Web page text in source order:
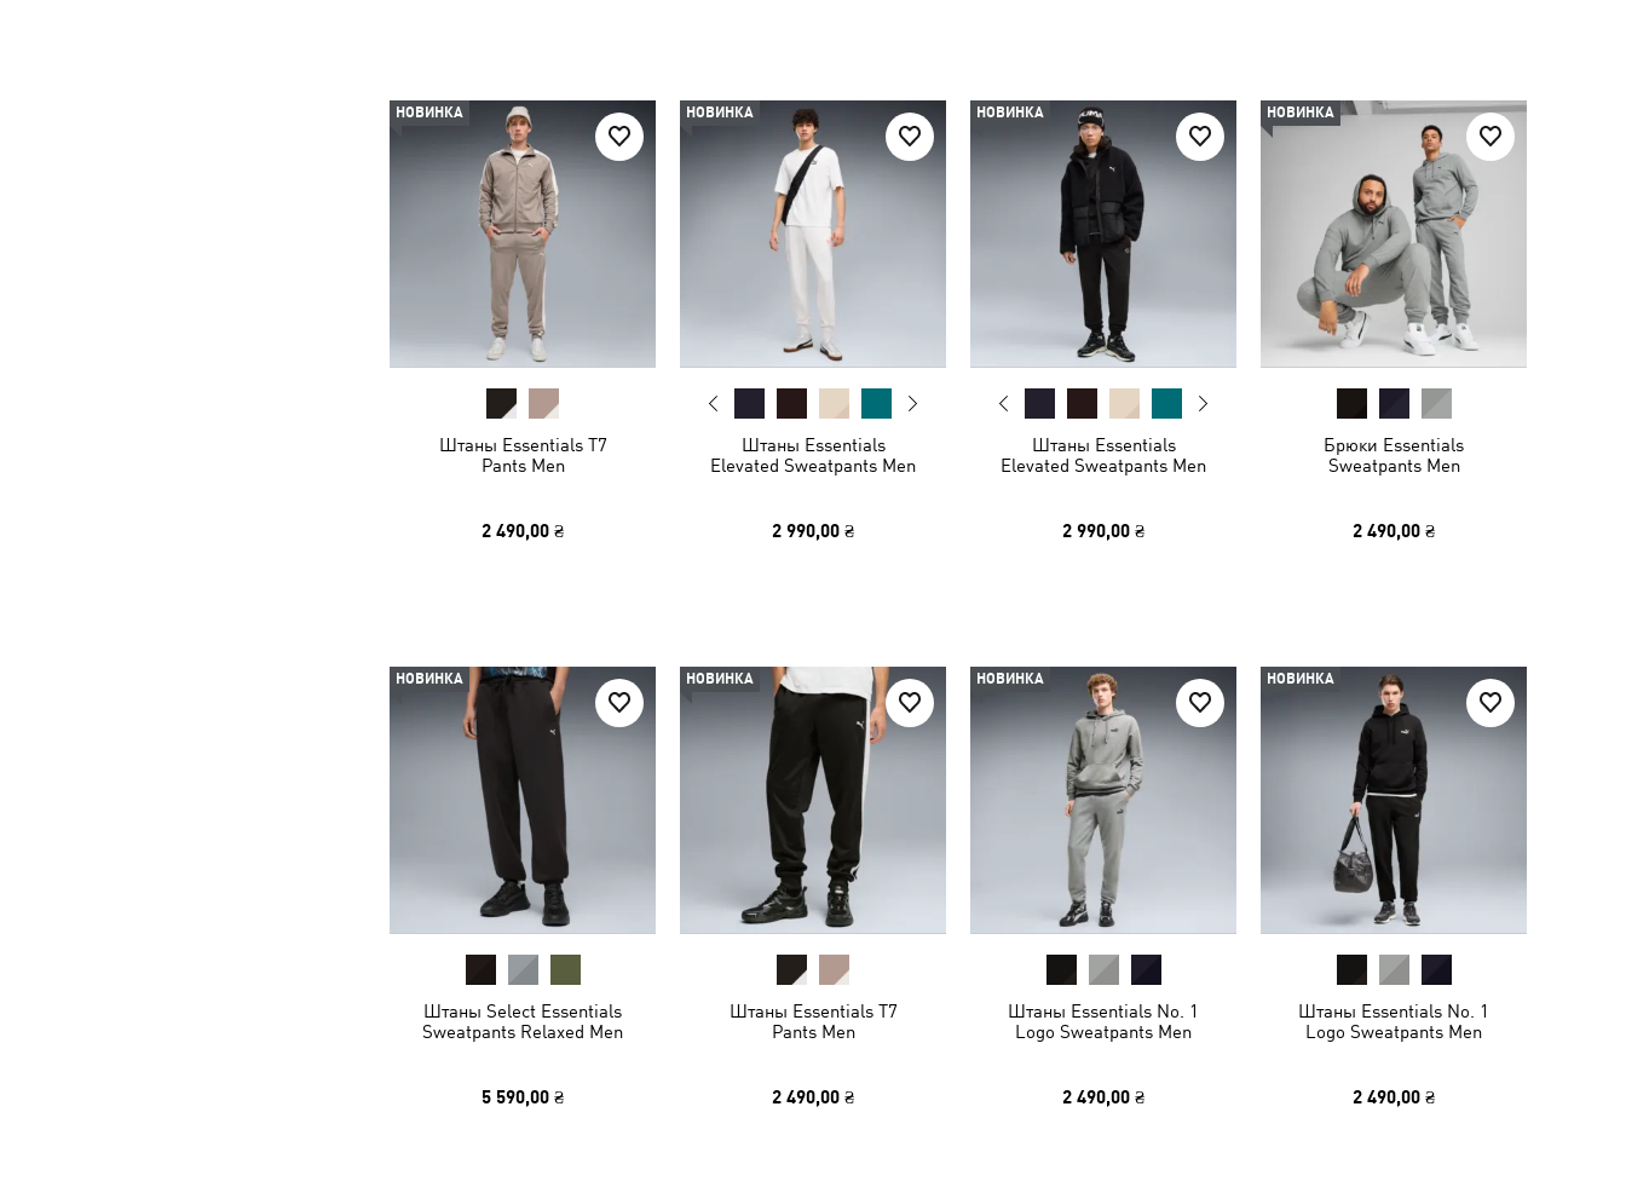
НОВИНКА
Штаны Essentials T7
Pants Men
2 490,00 ₴
НОВИНКА
Штаны Essentials
Elevated Sweatpants Men
2 990,00 ₴
НОВИНКА
Штаны Essentials
Elevated Sweatpants Men
2 990,00 ₴
НОВИНКА
Брюки Essentials
Sweatpants Men
2 490,00 ₴
НОВИНКА
Штаны Select Essentials
Sweatpants Relaxed Men
5 590,00 ₴
НОВИНКА
Штаны Essentials T7
Pants Men
2 490,00 ₴
НОВИНКА
Штаны Essentials No. 1
Logo Sweatpants Men
2 490,00 ₴
НОВИНКА
Штаны Essentials No. 1
Logo Sweatpants Men
2 490,00 ₴